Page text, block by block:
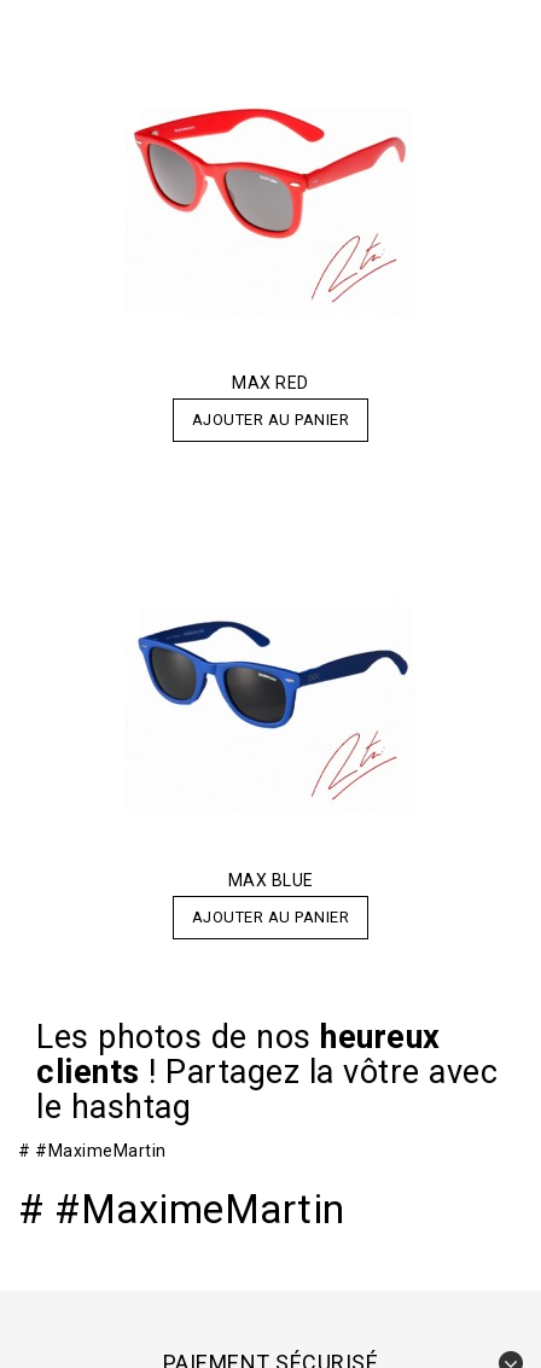
MAX RED
AJOUTER AU PANIER
MAX BLUE
AJOUTER AU PANIER
Les photos de nos heureux
clients ! Partagez la vôtre avec
le hashtag
# #MaximeMartin
# #MaximeMartin
PAIEMENT SÉCURISÉ